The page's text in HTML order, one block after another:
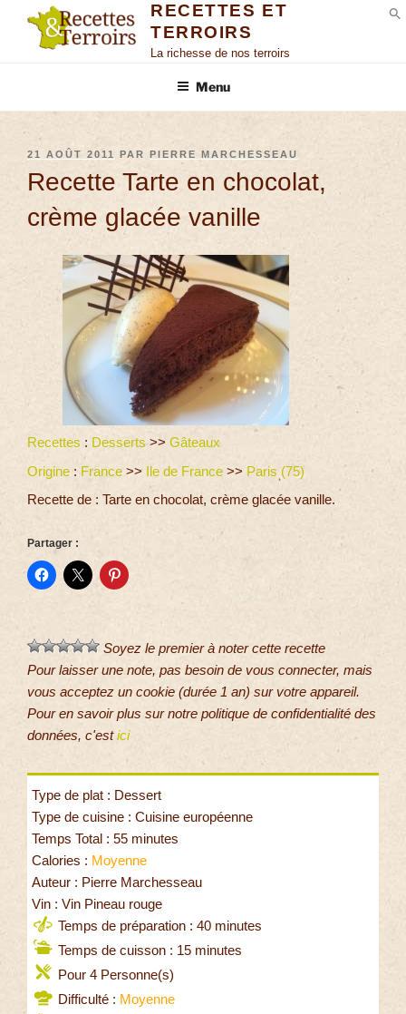
RECETTES ET
TERROIRS
La richesse de nos terroirs
Menu
21 AOÛT 2011 PAR PIERRE MARCHESSEAU
Recette Tarte en chocolat,
crème glacée vanille
Recettes : Desserts >> Gâteaux
Origine : France >> Ile de France >> Paris (75)
Recette de : Tarte en chocolat, crème glacée vanille.
Partager :
Soyez le premier à noter cette recette
Pour laisser une note, pas besoin de vous connecter, mais
vous acceptez un cookie (durée 1 an) sur votre appareil.
Pour en savoir plus sur notre politique de confidentialité des
données, c'estici
Type de plat : Dessert
Type de cuisine : Cuisine européenne
Temps Total : 55 minutes
Calories : Moyenne
Auteur : Pierre Marchesseau
Vin : Vin Pineau rouge
Temps de préparation : 40 minutes
Temps de cuisson : 15 minutes
Pour 4 Personne(s)
Difficulté : Moyenne